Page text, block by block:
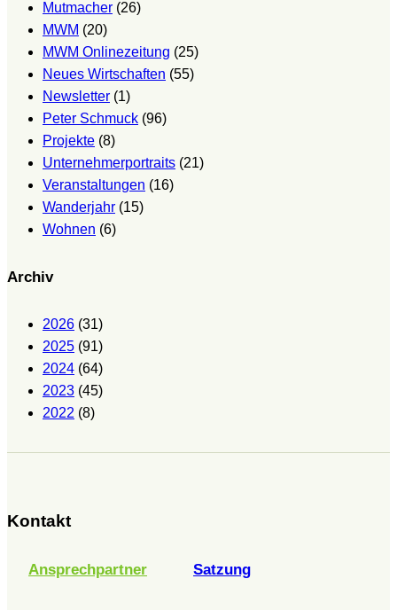
Mutmacher (26)
MWM (20)
MWM Onlinezeitung (25)
Neues Wirtschaften (55)
Newsletter (1)
Peter Schmuck (96)
Projekte (8)
Unternehmerportraits (21)
Veranstaltungen (16)
Wanderjahr (15)
Wohnen (6)
Archiv
2026 (31)
2025 (91)
2024 (64)
2023 (45)
2022 (8)
Kontakt
Ansprechpartner Satzung